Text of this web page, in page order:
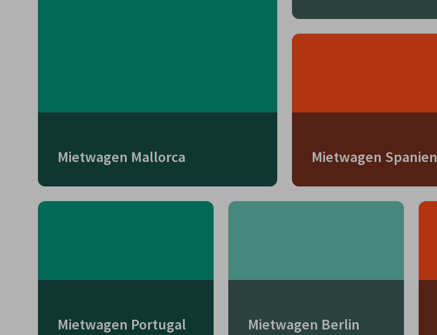
Mietwagen Mallorca Mietwagen Spanien
Mietwagen Portugal Mietwagen Berlin